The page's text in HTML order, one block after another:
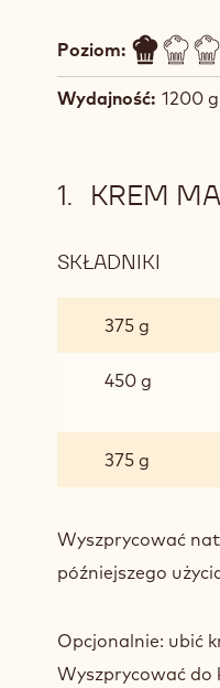
Poziom:
Wydajność: 1200 g
KREM
SKŁADNIKI
375 g
450 g
375 g
Wyszprycować
późniejszego
Opcjonalnie: ubić
Wyszprycować do